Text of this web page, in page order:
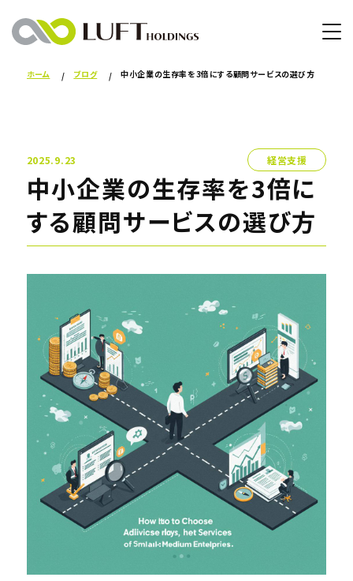
ホーム ブログ 中小企業の生存率を3倍にする顧問サービスの選び方
2025.9.23 経営支援
中小企業の生存率を3倍に
する顧問サービスの選び方